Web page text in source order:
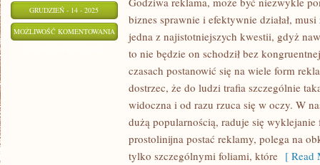
GRUDZIEŃ - 14 - 2025
MOŻLIWOŚĆ KOMENTOWANIA
SPOSOBU
ZDOBYĆ
POPULARNOŚĆ
biznes sprawnie i efektywnie działał,
jedna z najistotniejszych kwestii, gdyż
to nie będzie on schodził bez
czasach postanowić się na wiele form
dostrzec, że do ludzi trafia szczególnie
widoczna i od razu rzuca się w oczy. W
dużą popularnością, raduje się
prostolinijna postać reklamy, polega na
tylko szczególnymi foliami, które [ Read